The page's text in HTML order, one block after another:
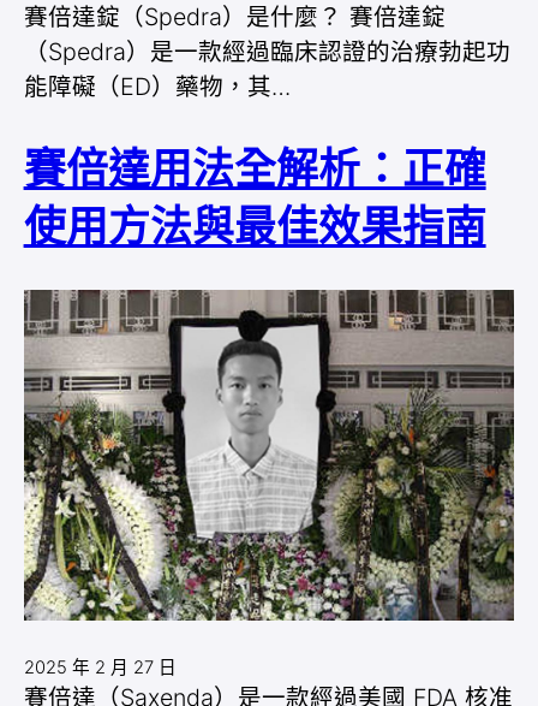
賽倍達錠（Spedra）是什麼？ 賽倍達錠
（Spedra）是一款經過臨床認證的治療勃起功
能障礙（ED）藥物，其…
賽倍達用法全解析：正確
使用方法與最佳效果指南
2025 年 2 月 27 日
賽倍達（Saxenda）是一款經過美國 FDA 核准